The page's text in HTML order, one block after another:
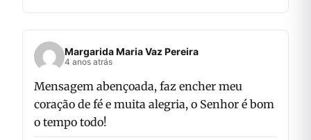
Margarida Maria Vaz Pereira
4 anos atrás
Mensagem abençoada, faz encher meu
coração de fé e muita alegria, o Senhor é bom
o tempo todo!